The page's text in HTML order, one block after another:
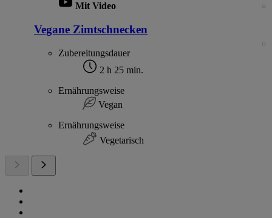
Mit Video
Vegane Zimtschnecken
Zubereitungsdauer
2 h 25 min.
Ernährungsweise
Vegan
Ernährungsweise
Vegetarisch